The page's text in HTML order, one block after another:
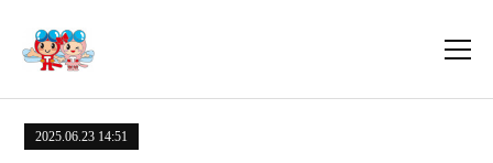
2025.06.23 14:51